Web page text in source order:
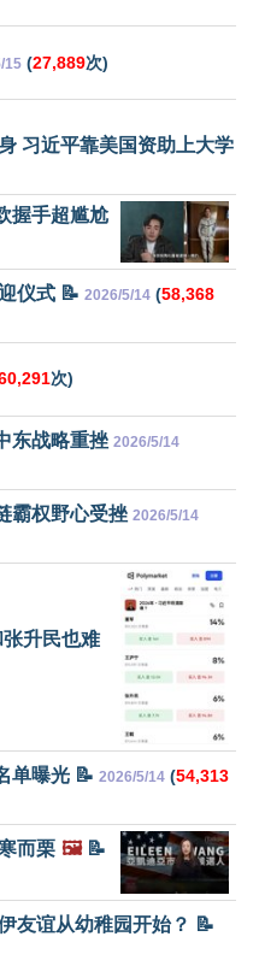
15 (27,889次)
习近平靠美国资助上大学
握手超尴尬
仪式 📝 2026/5/14 (58,368
次)
东战略重挫 2026/5/14
霸权野心受挫 2026/5/14
升民也难
单曝光 📝 2026/5/14 (54,313
而栗 🖼️📝
友谊从幼稚园开始？ 📝